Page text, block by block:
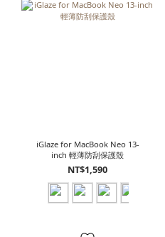
iGlaze for MacBook Neo 13-
inch 輕薄防刮保護殼
NT$1,590